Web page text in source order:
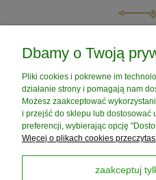
do koszyka
MOJE
PŁATNOŚCI I
Dbamy o Twoją
Pliki cookies i pokrewne im
działanie strony i pomagają nam
Możesz zaakceptować
i przejść do sklepu lub dostosować
preferencji, wybierając opcję
Więcej o plikach cookies
zaakceptuj